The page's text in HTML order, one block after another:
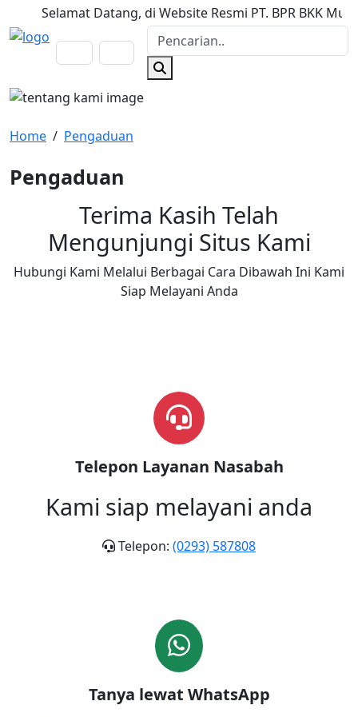
Datang, di Website Resmi PT. BPR BKK Muntilan
Pengaduan
Home / Pengaduan
Terima Kasih Telah
Mengunjungi Situs Kami
Hubungi Kami Melalui Berbagai Cara Dibawah Ini Kami
Siap Melayani Anda
Telepon Layanan Nasabah
Kami siap melayani anda
Telepon: (0293) 587808
Tanya lewat WhatsApp